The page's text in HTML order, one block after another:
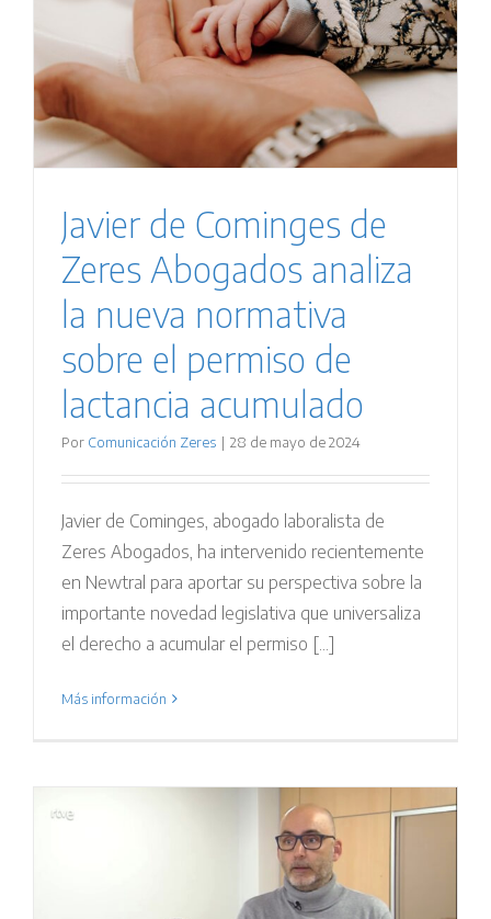
Javier de Cominges de
Zeres Abogados analiza
la nueva normativa
sobre el permiso de
lactancia acumulado
Por Comunicación Zeres | 28 de mayo de 2024
Javier de Cominges, abogado laboralista de
Zeres Abogados, ha intervenido recientemente
en Newtral para aportar su perspectiva sobre la
importante novedad legislativa que universaliza
el derecho a acumular el permiso [...]
Más información